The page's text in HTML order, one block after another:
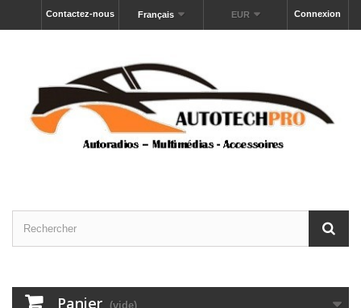
Connexion
EUR
Français
Contactez-nous
Panier (vide)